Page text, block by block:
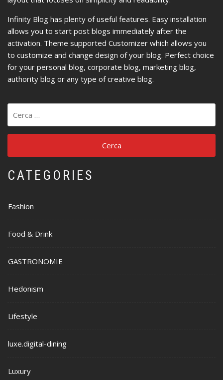
Infinity Blog has plenty of useful features. Easy installation
allows you to start post blogs immediately after the
activation. Theme supported Customizer which allows you
to customize and change design of your blog. Perfect choice
for your personal blog, corporate blog, marketing blog,
authority blog or any type of creative blog.
per:
CATEGORIES
Fashion
Food & Drink
GASTRONOMIE
Hedonism
Lifestyle
luxe.digital-dining
Luxury